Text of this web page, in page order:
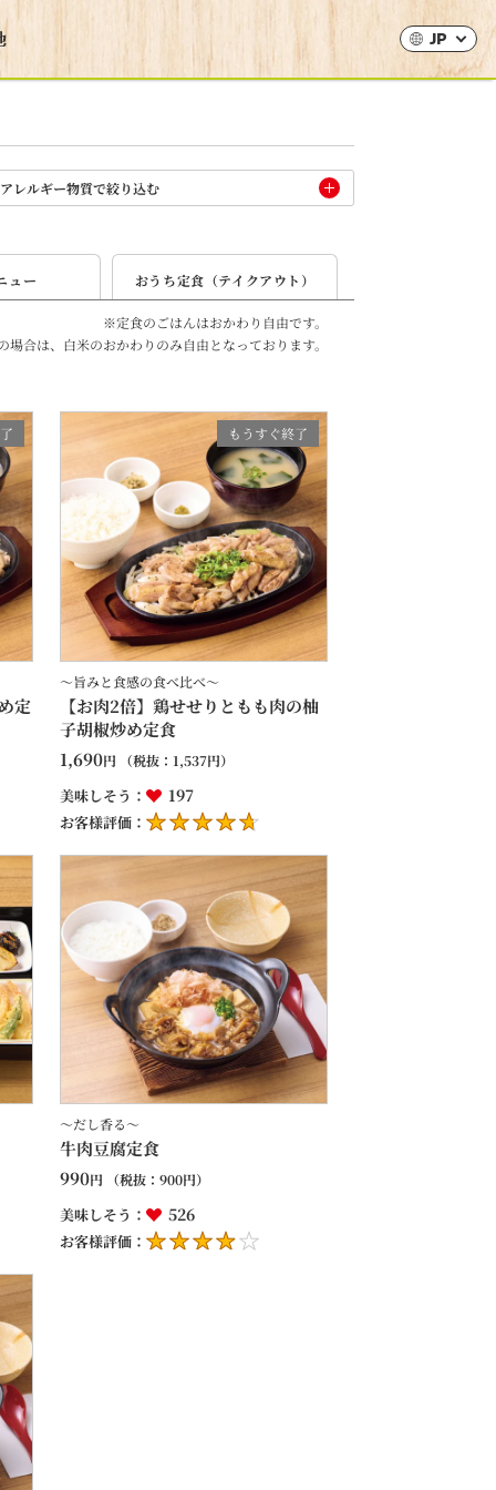
JP
アレルギー物質で絞り込む
ュー おうち定食 （テイクアウト）
※定食のごはんはおかわり自由です。
合は、 白米のおかわりのみ自由となっております。
定
もうすぐ終了
～旨みと食感の食べ比べ～
【お肉2倍】鶏せせりともも肉の柚
子胡椒炒め定食
1,690円 （税抜： 1,537円）
美味しそう： 197
お客様評価：
～だし香る～
牛肉豆腐定食
990円 （税抜： 900円）
美味しそう： 526
お客様評価：